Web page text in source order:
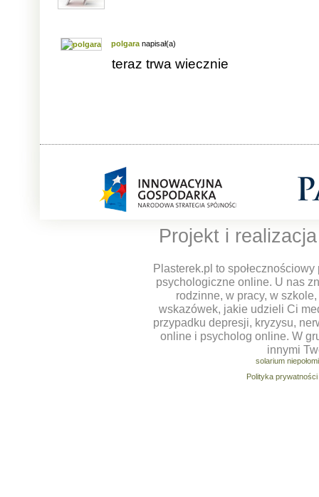
polgara napisał(a)
teraz trwa wiecznie
Projekt i
Plasterek.pl to
psychologiczne online. U nas
rodzinne, w pracy, w
wskazówek, jakie udzieli Ci
przypadku depresji, kryzysu,
online i psycholog online. W
innymi
solarium
Polityka prywatności